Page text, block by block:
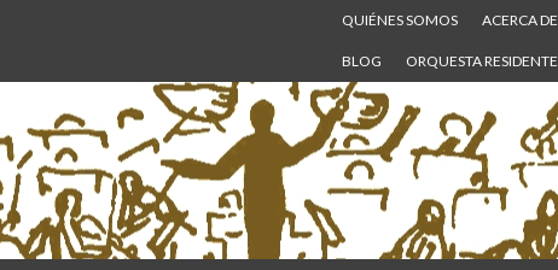
QUIÉNES SOMOS ACERCA DE
BLOG ORQUESTA RESIDENTE